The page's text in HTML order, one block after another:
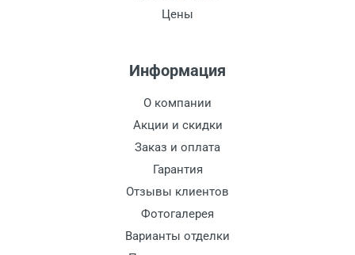
Цены
Информация
О компании
Акции и скидки
Заказ и оплата
Гарантия
Отзывы клиентов
Фотогалерея
Варианты отделки